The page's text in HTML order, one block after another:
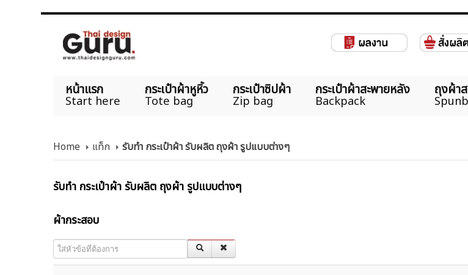
หน้าแรก
Start here
กระเป๋าผ้าหูหิ้ว
Tote bag
กระเป๋าซิปผ้า
Zip bag
กระเป๋าผ้าสะพายหลัง
Backpack
ถุงผ้า
Home แท็ก รับทำ กระเป๋าผ้า รับผลิต ถุงผ้า รูปแบบต่างๆ
รับทำ กระเป๋าผ้า รับผลิต ถุงผ้า รูปแบบต่างๆ
ผ้ากระสอบ
ใส่หัวข้อที่ต้องการ